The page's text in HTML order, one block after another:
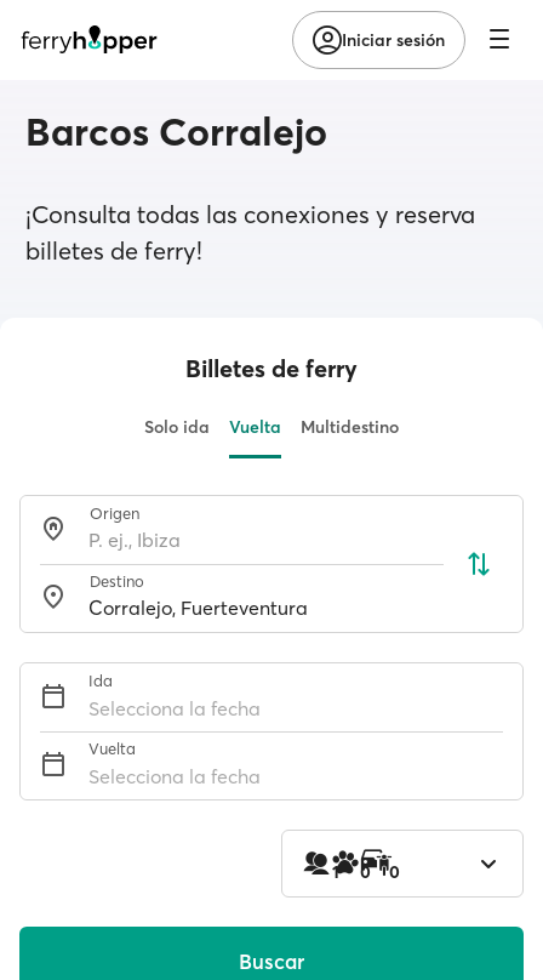
Iniciar sesión
Barcos Corralejo
¡Consulta todas las conexiones y reserva
billetes de ferry!
Billetes de ferry
Solo ida Vuelta Multidestino
Origen
Destino
Ida
Selecciona la fecha
Vuelta
Selecciona la fecha
1 0 0
Buscar